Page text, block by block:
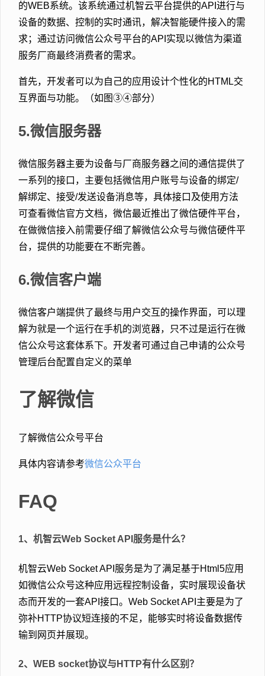
的WEB系统。该系统通过机智云平台提供的API进行与
设备的数据、控制的实时通讯，解决智能硬件接入的需
求；通过访问微信公众号平台的API实现以微信为渠道
服务厂商最终消费者的需求。
首先，开发者可以为自己的应用设计个性化的HTML交
互界面与功能。（如图③④部分）
5.微信服务器
微信服务器主要为设备与厂商服务器之间的通信提供了
一系列的接口，主要包括微信用户账号与设备的绑定/
解绑定、接受/发送设备消息等，具体接口及使用方法
可查看微信官方文档，微信最近推出了微信硬件平台，
在做微信接入前需要仔细了解微信公众号与微信硬件平
台，提供的功能要在不断完善。
6.微信客户端
微信客户端提供了最终与用户交互的操作界面，可以理
解为就是一个运行在手机的浏览器，只不过是运行在微
信公众号这套体系下。开发者可通过自己申请的公众号
管理后台配置自定义的菜单
了解微信
了解微信公众号平台
具体内容请参考微信公众平台
FAQ
1、机智云Web Socket API服务是什么？
机智云Web Socket API服务是为了满足基于Html5应用
如微信公众号这种应用远程控制设备，实时展现设备状
态而开发的一套API接口。Web Socket API主要是为了
弥补HTTP协议短连接的不足，能够实时将设备数据传
输到网页并展现。
2、WEB socket协议与HTTP有什么区别？